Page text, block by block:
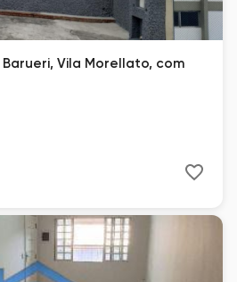
Vila Morellato, com